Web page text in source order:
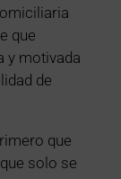
que
y motivada
de
que
solo se